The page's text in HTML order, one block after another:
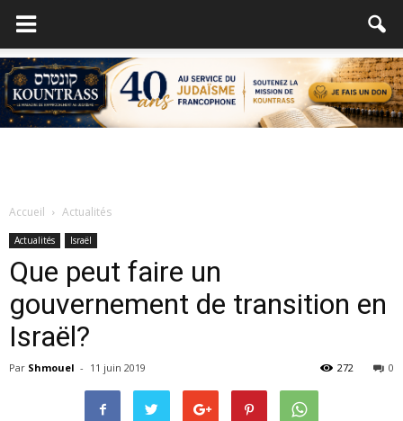
Accueil Actualités
Actualités Israël
Que peut faire un
gouvernement de transition en
Israël?
Par Shmouel - 11 juin 2019 0
272